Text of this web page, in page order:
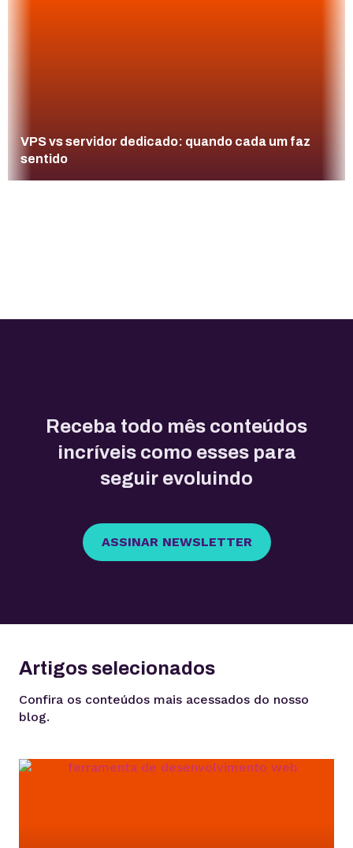
VPS vs servidor dedicado: quando cada um faz
sentido
Receba todo mês conteúdos
incríveis como esses para
seguir evoluindo
ASSINAR NEWSLETTER
Artigos selecionados
Confira os conteúdos mais acessados do nosso
blog.